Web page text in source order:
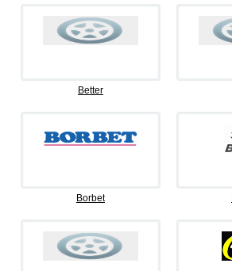
Better
Borbet